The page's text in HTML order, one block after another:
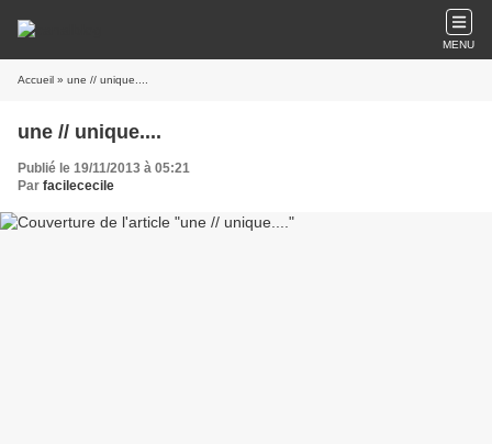
MENU
Accueil » une // unique....
une // unique....
Publié le 19/11/2013 à 05:21
Par facilececile